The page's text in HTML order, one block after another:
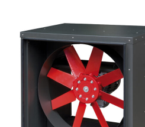
DETAILS